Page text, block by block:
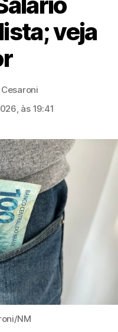
veja
às 19:41
NM